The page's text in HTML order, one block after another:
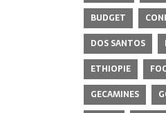
BUDGET
DOS SANTOS
ETHIOPIE
GECAMINES